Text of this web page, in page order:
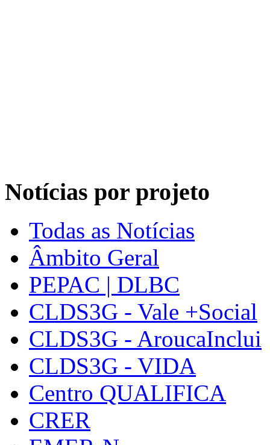
Notícias por projeto
Todas as Notícias
Âmbito Geral
PEPAC | DLBC
CLDS3G - Vale +Social
CLDS3G - AroucaInclui
CLDS3G - VIDA
Centro QUALIFICA
CRER